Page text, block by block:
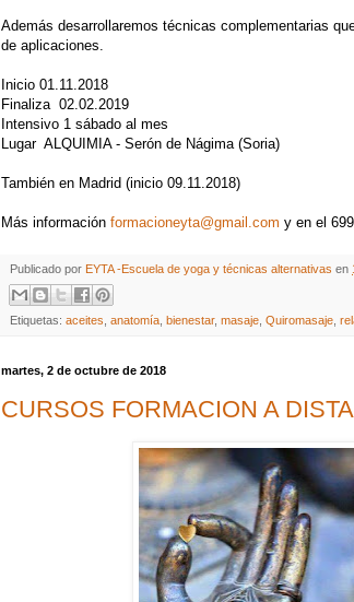
Además desarrollaremos técnicas complementarias
de aplicaciones.
Inicio 01.11.2018
Finaliza 02.02.2019
Intensivo 1 sábado al mes
Lugar ALQUIMIA - Serón de Nágima (Soria)
También en Madrid (inicio 09.11.2018)
Más información formacioneyta@gmail.com y en el
Publicado por EYTA -Escuela de yoga y técnicas alternativas en
Etiquetas: aceites anatomía bienestar, masaje Quiromasaje
martes, 2 de octubre de 2018
CURSOS FORMACION A